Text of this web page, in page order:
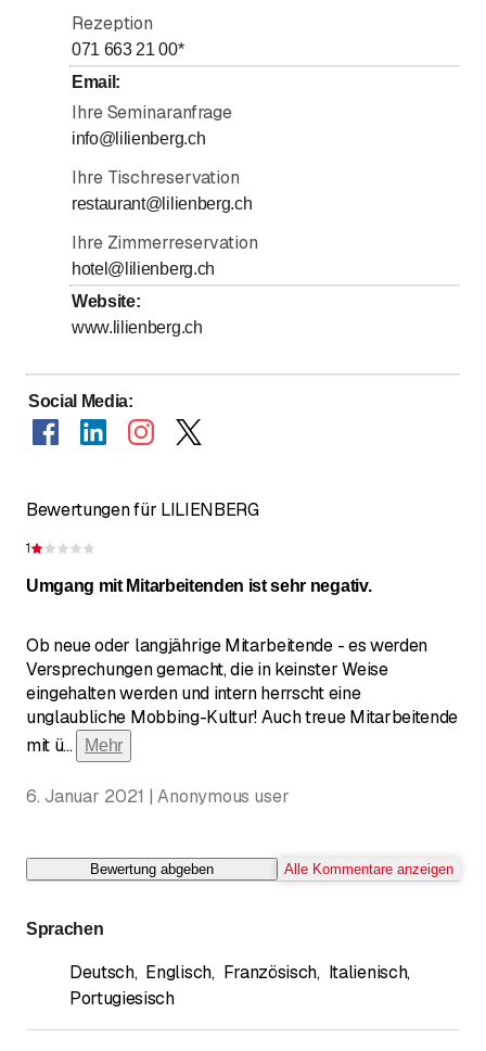
Donnerstag
Freitag*
Samstag
Sonntag
erreichbar.
Rezeption
071 663 21 00*
Email :
Ihre Seminaranfrage
info@lilienberg.ch
Ihre Tischreservation
restaurant@lilienberg.ch
Ihre Zimmerreservation
hotel@lilienberg.ch
Website:
www.lilienberg.ch
Social Media:
Bewertungen für LILIENBERG
1
Umgang mit Mitarbeitenden ist sehr negativ.
Ob neue oder langjährige Mitarbeitende - es werden
Versprechungen gemacht, die in keinster Weise
eingehalten werden und intern herrscht eine
unglaubliche Mobbing-Kultur! Auch treue Mitarbeitende
mit ü... Mehr
6. Januar 2021 | Anonymous user
Bewertung abgeben Alle Kommentare anzeigen
Sprachen
Deutsch, Englisch, Französisch, Italienisch,
Portugiesisch